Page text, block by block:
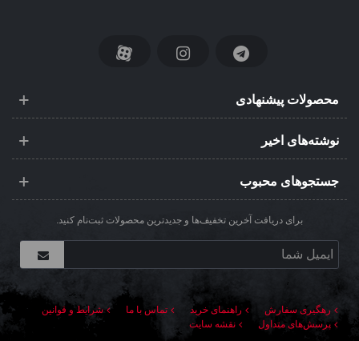
محصولات پیشنهادی
نوشته‌های اخیر
جستجوهای محبوب
برای دریافت آخرین تخفیف‌ها و جدیدترین محصولات ثبت‌نام کنید.
رهگیری سفارش راهنمای خرید تماس با ما
شرایط و قوانین
پرسش‌های متداول
نقشه سایت